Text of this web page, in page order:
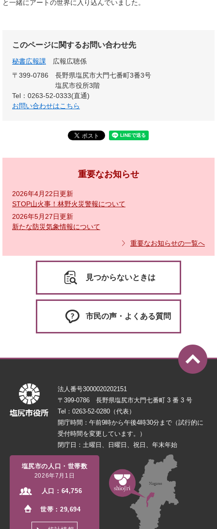
と一緒にアートの世界に入り込んでいました。
このページに関するお問い合わせ先
秘書広報課
広報広聴係
〒399-0786
長野県塩尻市大門七番町3番3号
塩尻市役所3階
Tel：0263-52-0333(直通)
お問い合わせはこちら
重要なお知らせ
2026年4月22日更新
STOP山火事！林野火災警報について
2026年5月27日更新
新たな防災気象情報について
重要なお知らせの一覧へ
見つからないときは
市民の声・よくある質問
法人番号3000020202151
〒399-0786 長野県塩尻市大門七番町 3 番 3 号
Tel：0263-52-0280（代表）
開庁時間：午前9時から午後4時30分まで（試行的に
受付時間を変更しています。）
閉庁日：土曜日、日曜日、祝日、年末年始
塩尻市の人口・世帯数
2026年7月1日
人口： 64,756
世帯：29,694